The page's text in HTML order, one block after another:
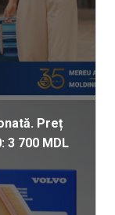
Preț
3 700 MDL